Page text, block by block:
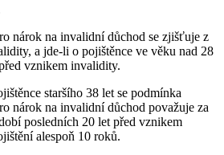
nárok na invalidní důchod se zjišťuje z
a jde-li o pojištěnce ve věku nad 28
vznikem invalidity.
staršího 38 let se podmínka
nárok na invalidní důchod považuje za
posledních 20 let před vznikem
alespoň 10 roků.